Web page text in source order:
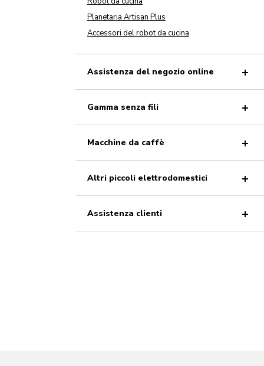
Planetaria Artisan Plus
Accessori del robot da cucina
Assistenza del negozio online
Gamma senza fili
Macchine da caffè
Altri piccoli elettrodomestici
Assistenza clienti